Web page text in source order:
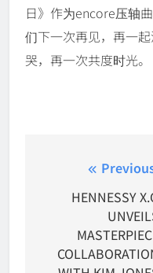
日》作为encore压轴
们下一次再见，再一起
哭，再一次共度时光。
navigation
HENNESSY